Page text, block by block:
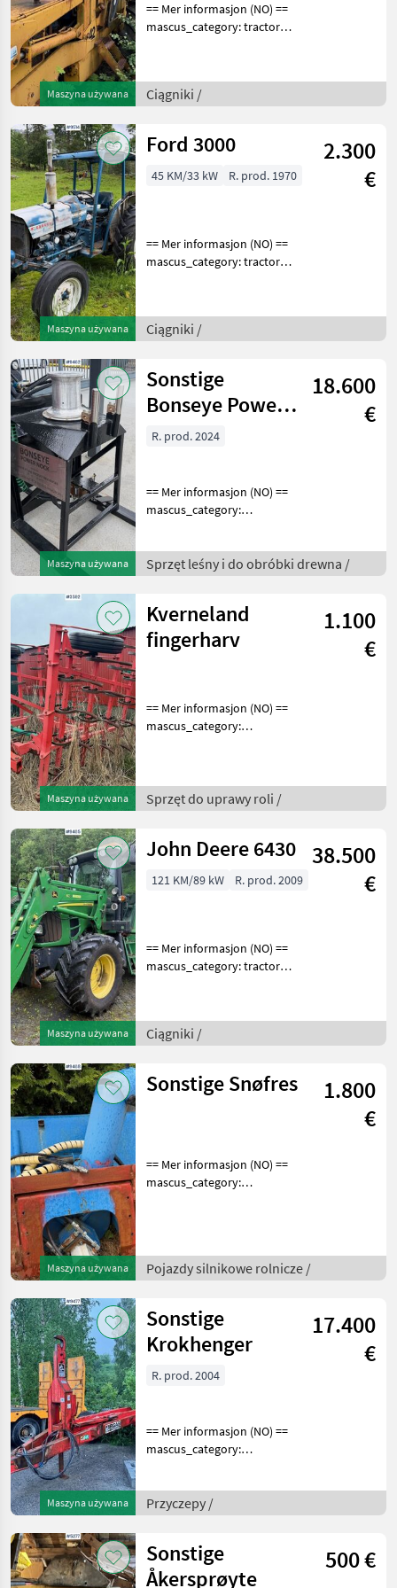
Maszyna używana
== Mer informasjon (NO) ==
mascus_category: tractors
See
en.landbrukssalg.no/9496
Specification
Ciągniki /
Maszyna używana
Ford 3000
2.300
€
45 KM/33 kW R. prod. 1970
== Mer informasjon (NO) ==
mascus_category: tractors
See
en.landbrukssalg.no/9514
Specification
Ciągniki /
Maszyna używana
Sonstige
Bonseye Power
Nock
18.600
€
R. prod. 2024
== Mer informasjon (NO) ==
mascus_category:
provide reference number
upon request: 9462 See
Sprzęt leśny i do obróbki drewna /
Maszyna używana
Kverneland
fingerharv
1.100
€
== Mer informasjon (NO) ==
mascus_category:
en.landbrukssalg.no/3592
for more images Descr
Sprzęt do uprawy roli /
Maszyna używana
John Deere 6430
38.500
€
121 KM/89 kW R. prod. 2009
== Mer informasjon (NO) ==
mascus_category: tractors
See
en.landbrukssalg.no/9465
Specification
Ciągniki /
Maszyna używana
Sonstige Snøfres
1.800
€
== Mer informasjon (NO) ==
mascus_category:
See
en.landbrukssalg.no/9468
Pojazdy silnikowe rolnicze /
Maszyna używana
Sonstige
Krokhenger
17.400
€
R. prod. 2004
== Mer informasjon (NO) ==
mascus_category:
upon request: 9477 See
en.landbrukssalg.no/9477
Przyczepy /
Sonstige
Åkersprøyte
500 €